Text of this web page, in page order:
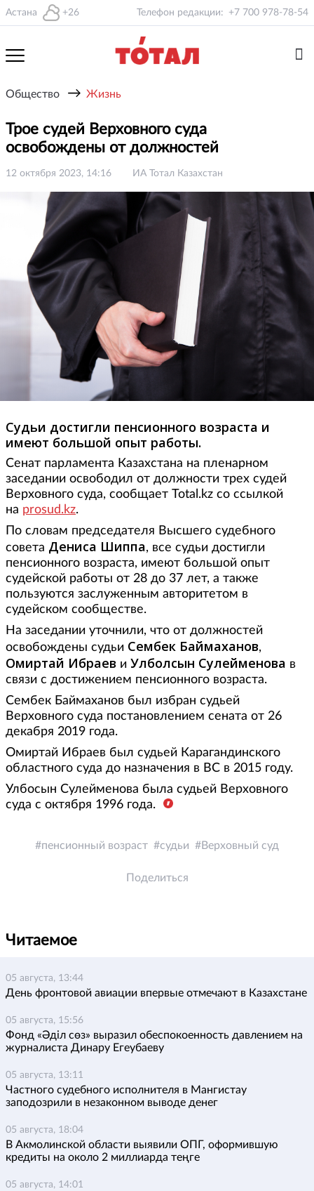
Астана +26 Телефон редакции: +7 700 978-78-54
Общество → Жизнь
Трое судей Верховного суда
освобождены от должностей
12 октября 2023, 14:16 ИА Тотал Казахстан
Судьи достигли пенсионного возраста и
имеют большой опыт работы.
Сенат парламента Казахстана на пленарном
заседании освободил от должности трех судей
Верховного суда, сообщает Total.kz со ссылкой
на prosud.kz.
По словам председателя Высшего судебного
совета Дениса Шиппа, все судьи достигли
пенсионного возраста, имеют большой опыт
судейской работы от 28 до 37 лет, а также
пользуются заслуженным авторитетом в
судейском сообществе.
На заседании уточнили, что от должностей
освобождены судьи Сембек Баймаханов,
Омиртай Ибраев и Улболсын Сулейменова в
связи с достижением пенсионного возраста.
Сембек Баймаханов был избран судьей
Верховного суда постановлением сената от 26
декабря 2019 года.
Омиртай Ибраев был судьей Карагандинского
областного суда до назначения в ВС в 2015 году.
Улбосын Сулейменова была судьей Верховного
суда с октября 1996 года.
пенсионный возраст судьи Верховный суд
Поделиться
Читаемое
05 августа, 13:44
День фронтовой авиации впервые отмечают в Казахстане
05 августа, 15:56
Фонд «Әділ сөз» выразил обеспокоенность давлением на
журналиста Динару Егеубаеву
05 августа, 13:11
Частного судебного исполнителя в Мангистау
заподозрили в незаконном выводе денег
05 августа, 18:04
В Акмолинской области выявили ОПГ, оформившую
кредиты на около 2 миллиарда теңге
05 августа, 14:01